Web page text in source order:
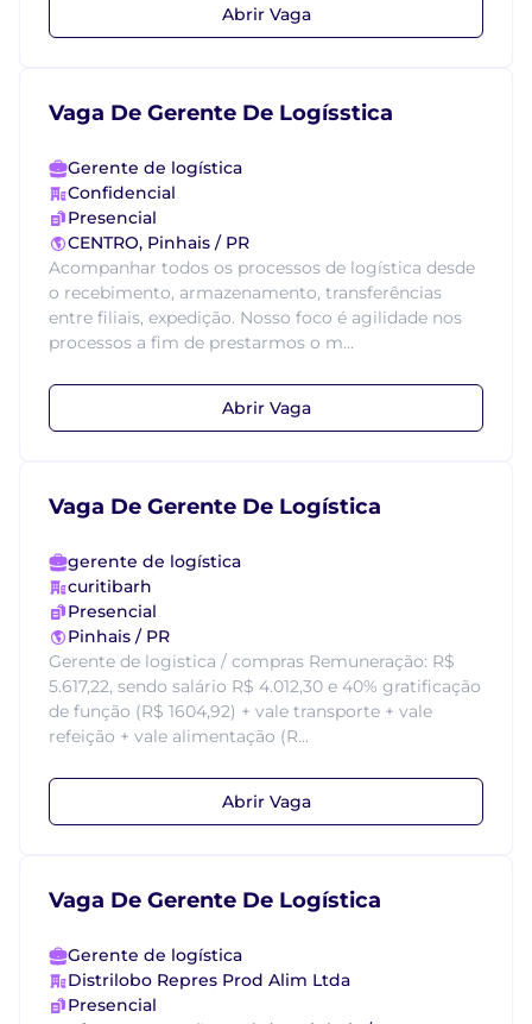
Abrir Vaga
Vaga De Gerente De Logísstica
Gerente de logística
Confidencial
Presencial
CENTRO, Pinhais / PR
Acompanhar todos os processos de logística desde
o recebimento, armazenamento, transferências
entre filiais, expedição. Nosso foco é agilidade nos
processos a fim de prestarmos o m...
Abrir Vaga
Vaga De Gerente De Logística
gerente de logística
curitibarh
Presencial
Pinhais / PR
Gerente de logistica / compras Remuneração: R$
5.617,22, sendo salário R$ 4.012,30 e 40% gratificação
de função (R$ 1604,92) + vale transporte + vale
refeição + vale alimentação (R...
Abrir Vaga
Vaga De Gerente De Logística
Gerente de logística
Distrilobo Repres Prod Alim Ltda
Presencial